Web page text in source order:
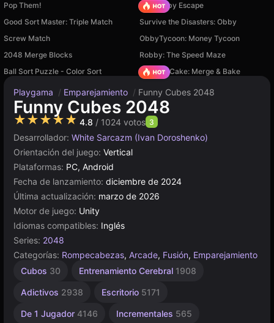
Pop Them!
Your Obby Escape
Good Sort Master: Triple Match
Survive the Disasters: Obby
Screw Match
ObbyTycoon: Money Tycoon
2048 Merge Blocks
Robby: The Speed Maze
Ball Sort Puzzle - Color Sort
Piece of Cake: Merge & Bake
Playgama / Emparejamiento / Funny Cubes 2048
Funny Cubes 2048
★★★★★ 4.8 / 1024 votos 3
Desarrollador: White Sarcazm (Ivan Doroshenko)
Orientación del juego: Vertical
Plataformas: PC, Android
Fecha de lanzamiento: diciembre de 2024
Última actualización: marzo de 2026
Motor de juego: Unity
Idiomas compatibles: Inglés
Series: 2048
Categorías: Rompecabezas, Arcade, Fusión, Emparejamiento
Cubos 30 Entrenamiento Cerebral 1908
Adictivos 2938 Escritorio 5171
De 1 Jugador 4146 Incrementales 565
Construcción
Browser
Unity
línea